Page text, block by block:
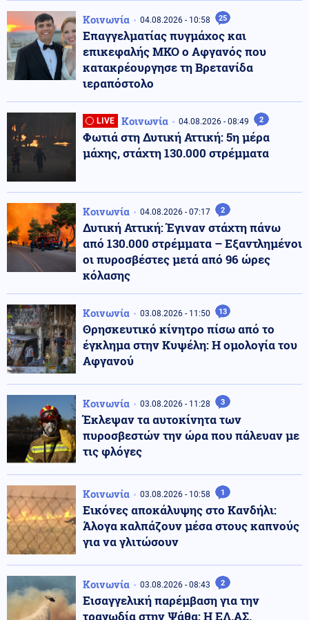
Κοινωνία 04.08.2026 - 10:58 25
Επαγγελματίας πυγμάχος και
επικεφαλής ΜΚΟ ο Αφγανός που
κατακρέουργησε τη Βρετανίδα
ιεραπόστολο
LIVE Κοινωνία 04.08.2026 - 08:49 2
Φωτιά στη Δυτική Αττική: 5η μέρα
μάχης, στάχτη 130.000 στρέμματα
Κοινωνία 04.08.2026 - 07:17 2
Δυτική Αττική: Έγιναν στάχτη πάνω
από 130.000 στρέμματα – Εξαντλημένοι
οι πυροσβέστες μετά από 96 ώρες
κόλασης
Κοινωνία 03.08.2026 - 11:50 13
Θρησκευτικό κίνητρο πίσω από το
έγκλημα στην Κυψέλη: Η ομολογία του
Αφγανού
Κοινωνία 03.08.2026 - 11:28 3
Έκλεψαν τα αυτοκίνητα των
πυροσβεστών την ώρα που πάλευαν με
τις φλόγες
Κοινωνία 03.08.2026 - 10:58 1
Εικόνες αποκάλυψης στο Κανδήλι:
Άλογα καλπάζουν μέσα στους καπνούς
για να γλιτώσουν
Κοινωνία 03.08.2026 - 08:43 2
Εισαγγελική παρέμβαση για την
τραγωδία στην Ψάθα: Η ΕΛ.ΑΣ.